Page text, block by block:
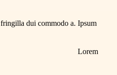
dui commodo a. Ipsum
Lorem